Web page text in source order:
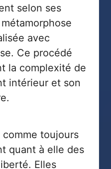
selon ses
avec
Ce procédé
la complexité de
intérieur et son
toujours
quant à elle des
Elles